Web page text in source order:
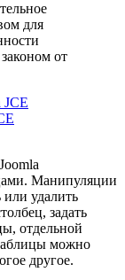
для
от
Манипуляции
удалить
задать
отдельной
можно
другое.